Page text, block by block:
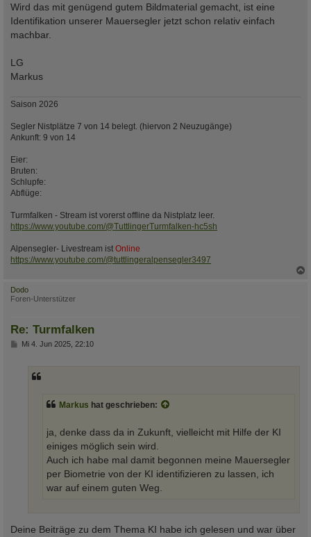
Wird das mit genügend gutem Bildmaterial gemacht, ist eine
Identifikation unserer Mauersegler jetzt schon relativ einfach
machbar.
LG
Markus
Saison 2026
Segler Nistplätze 7 von 14 belegt. (hiervon 2 Neuzugänge)
Ankunft: 9 von 14
Eier:
Bruten:
Schlupfe:
Abflüge:
Turmfalken - Stream ist vorerst offline da Nistplatz leer.
https://www.youtube.com/@TuttlingerTurmfalken-hc5sh
Alpensegler- Livestream ist Online
https://www.youtube.com/@tuttlingeralpensegler3497
Dodo
Foren-Unterstützer
Re: Turmfalken
BMi 4. Jun 2025, 22:10
Markus hat geschrieben:
ja, denke dass da in Zukunft, vielleicht mit Hilfe der KI
einiges möglich sein wird.
Auch ich habe mal damit begonnen meine Mauersegler
per Biometrie von der KI identifizieren zu lassen, ich
war auf einem guten Weg.
Deine Beiträge zu dem Thema KI habe ich gelesen und war über